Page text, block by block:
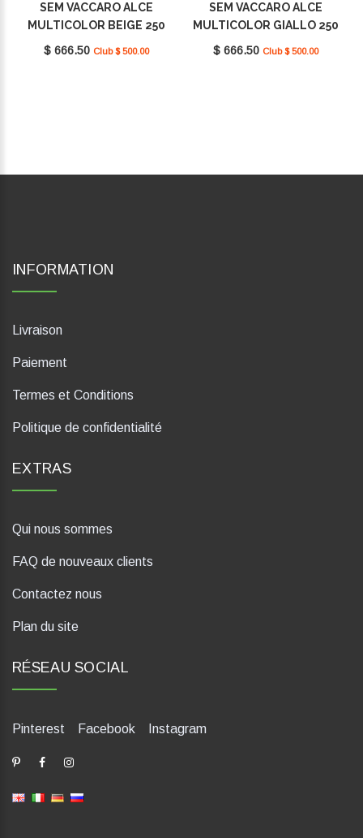
SEM VACCARO ALCE
MULTICOLOR BEIGE 250
$ 666.50 Club $ 500.00
SEM VACCARO ALCE
MULTICOLOR GIALLO 250
$ 666.50 Club $ 500.00
INFORMATION
Livraison
Paiement
Termes et Conditions
Politique de confidentialité
EXTRAS
Qui nous sommes
FAQ de nouveaux clients
Contactez nous
Plan du site
RÉSEAU SOCIAL
Pinterest Facebook Instagram